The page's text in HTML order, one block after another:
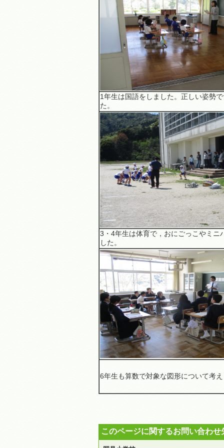
1年生は国語をしました。正しい姿勢
た。
3・4年生は体育で，おにごっこやミニ
した。
6年生も算数で対象な図形について考
このページに関するお問い合わせ